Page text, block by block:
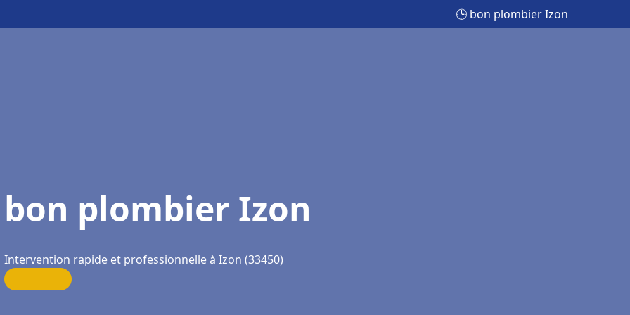
🕒 bon plombier Izon
bon plombier Izon
Intervention rapide et professionnelle à Izon (33450)